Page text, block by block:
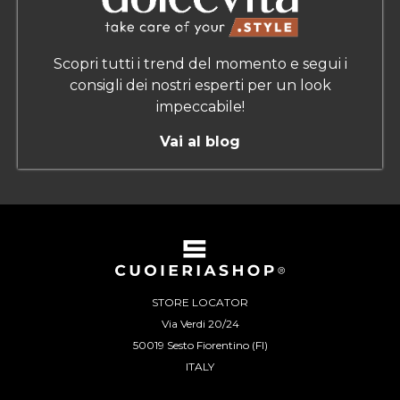
Scopri tutti i trend del momento e segui i
consigli dei nostri esperti per un look
impeccabile!
Vai al blog
STORE LOCATOR
Via Verdi 20/24
50019 Sesto Fiorentino (FI)
ITALY